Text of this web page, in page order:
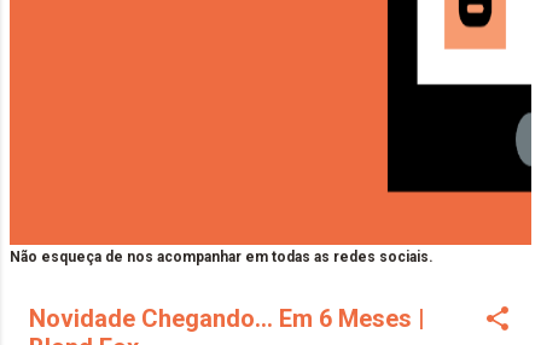
Não esqueça de nos acompanhar em todas as redes sociais.
Novidade Chegando... Em 6 Meses |